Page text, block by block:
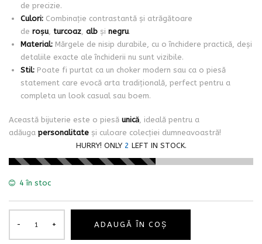
de precizie.
Culori:Combinație contrastantă și atrăgătoare
de roșu, turcoaz, albși negru.
Material:Mărgele de nisip durabile, cu o închidere practică, deși
detaliile exacte ale închiderii nu sunt vizibile.
Stil:Poate fi purtat ca un choker modern sau ca o piesă
statement care evocă arta tradițională, perfect pentru a
completa un look casual sau boem.
Această bijuterie este o piesă unică, ideală pentru a
adăuga personalitate și culoare colecției dumneavoastră!
HURRY! ONLY 2 LEFT IN STOCK.
4 în stoc
ADAUGĂ ÎN COȘ